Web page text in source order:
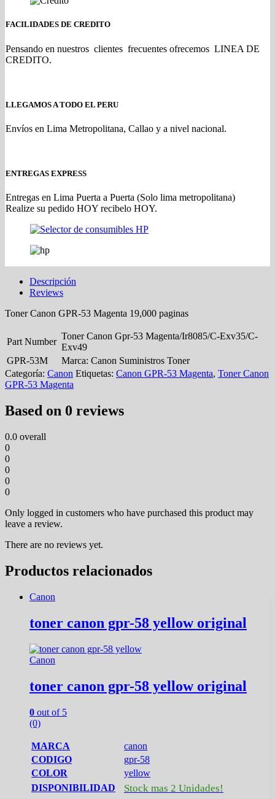
FACILIDADES DE CREDITO
Pensando en nuestros clientes frecuentes ofrecemos LINEA DE
CREDITO.
LLEGAMOS A TODO EL PERU
Envíos en Lima Metropolitana, Callao y a nivel nacional.
ENTREGAS EXPRESS
Entregas en Lima Puerta a Puerta (Solo lima metropolitana)
Realize su pedido HOY recibelo HOY.
Descripción
Reviews
Toner Canon GPR-53 Magenta 19,000 paginas
Part Number
Toner Canon Gpr-53 Magenta/Ir8085/C-Exv35/C-
Exv49
GPR-53M
Marca: Canon Suministros Toner
Categoría: Canon Etiquetas: Canon GPR-53 Magenta, Toner Canon
GPR-53 Magenta
Based on 0 reviews
0.0 overall
0
0
0
0
0
Only logged in customers who have purchased this product may
leave a review.
There are no reviews yet.
Productos relacionados
Canon
toner canon gpr-58 yellow original
Canon
toner canon gpr-58 yellow original
0 out of 5
(0)
MARCA
canon
CODIGO
gpr-58
COLOR
yellow
DISPONIBILIDAD
Stock mas 2 Unidades!